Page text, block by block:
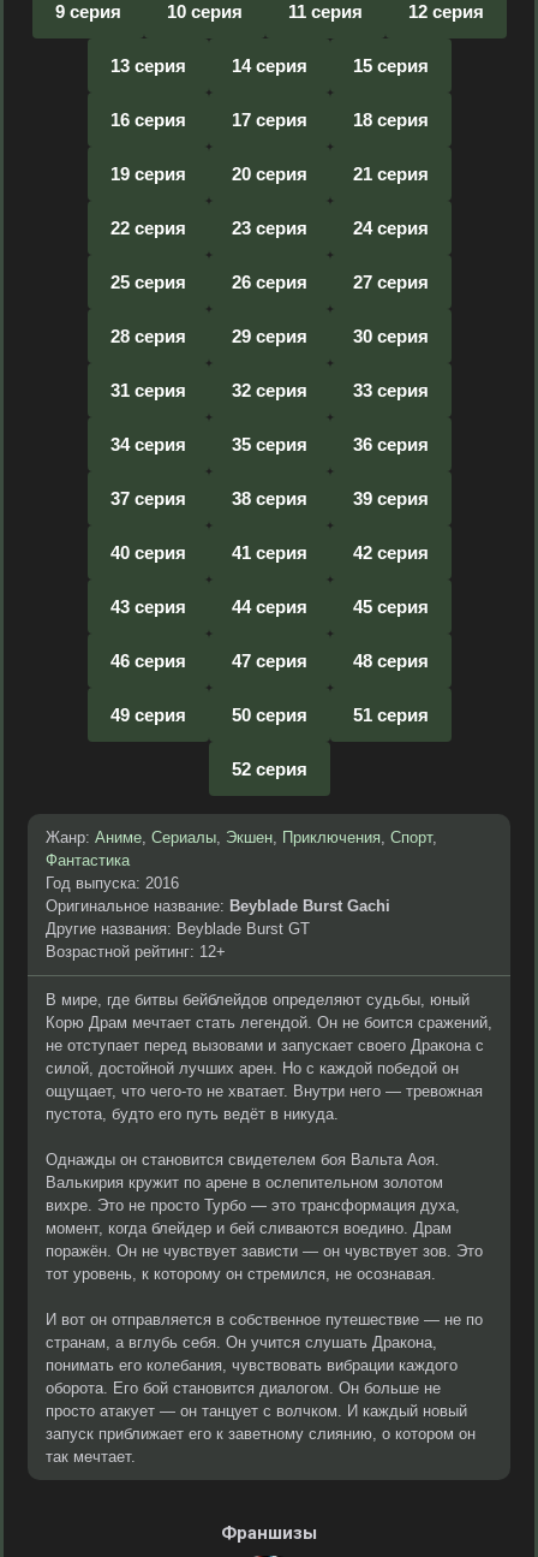
9 серия 10 серия 11 серия 12 серия
13 серия 14 серия 15 серия
16 серия 17 серия 18 серия
19 серия 20 серия 21 серия
22 серия 23 серия 24 серия
25 серия 26 серия 27 серия
28 серия 29 серия 30 серия
31 серия 32 серия 33 серия
34 серия 35 серия 36 серия
37 серия 38 серия 39 серия
40 серия 41 серия 42 серия
43 серия 44 серия 45 серия
46 серия 47 серия 48 серия
49 серия 50 серия 51 серия
52 серия
Жанр: Аниме, Сериалы, Экшен, Приключения, Спорт,
Фантастика
Год выпуска: 2016
Оригинальное название: Beyblade Burst Gachi
Другие названия: Beyblade Burst GT
Возрастной рейтинг: 12+
В мире, где битвы бейблейдов определяют судьбы, юный
Корю Драм мечтает стать легендой. Он не боится сражений,
не отступает перед вызовами и запускает своего Дракона с
силой, достойной лучших арен. Но с каждой победой он
ощущает, что чего-то не хватает. Внутри него — тревожная
пустота, будто его путь ведёт в никуда.
Однажды он становится свидетелем боя Вальта Аоя.
Валькирия кружит по арене в ослепительном золотом
вихре. Это не просто Турбо — это трансформация духа,
момент, когда блейдер и бей сливаются воедино. Драм
поражён. Он не чувствует зависти — он чувствует зов. Это
тот уровень, к которому он стремился, не осознавая.
И вот он отправляется в собственное путешествие — не по
странам, а вглубь себя. Он учится слушать Дракона,
понимать его колебания, чувствовать вибрации каждого
оборота. Его бой становится диалогом. Он больше не
просто атакует — он танцует с волчком. И каждый новый
запуск приближает его к заветному слиянию, о котором он
так мечтает.
Франшизы